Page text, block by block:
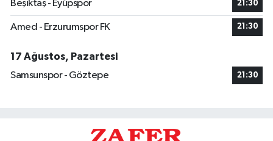
Beşiktaş - Eyüpspor 21:30
Amed - Erzurumspor FK 21:30
17 Ağustos, Pazartesi
Samsunspor - Göztepe
21:30